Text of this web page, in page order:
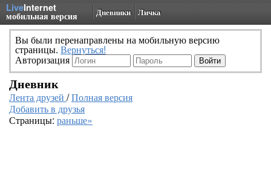
LiveInternet
мобильная версия Дневники Личка
Вы были перенаправлены на мобильную версию
страницы. Вернуться!
Авторизация
Дневник
Лента друзей /Полная версия
Добавить в друзья
Страницы: раньше»